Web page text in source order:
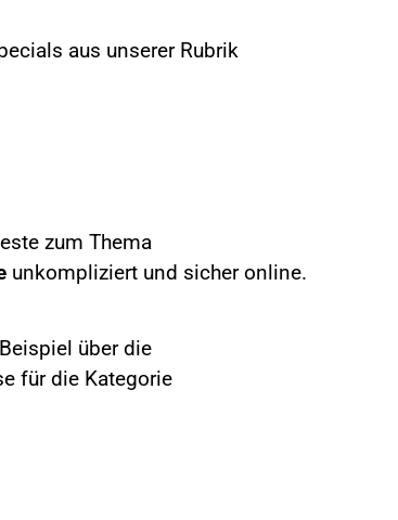
aus unserer Rubrik
zum Thema
unkompliziert und sicher online.
über die
für die Kategorie